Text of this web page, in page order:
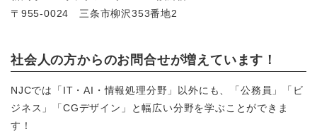
〒955-0024 三条市柳沢353番地2
社会人の方からのお問合せが増えています！
NJCでは「IT・AI・情報処理分野」以外にも、「公務員」「ビ
ジネス」「CGデザイン」と幅広い分野を学ぶことができま
す！